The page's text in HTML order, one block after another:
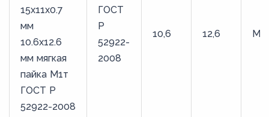
15х11х0.7
мм
10.6х12.6
мм мягкая
пайка М1т
ГОСТ Р
52922-2008
ГОСТ
Р
52922-
2008
10,6 12,6